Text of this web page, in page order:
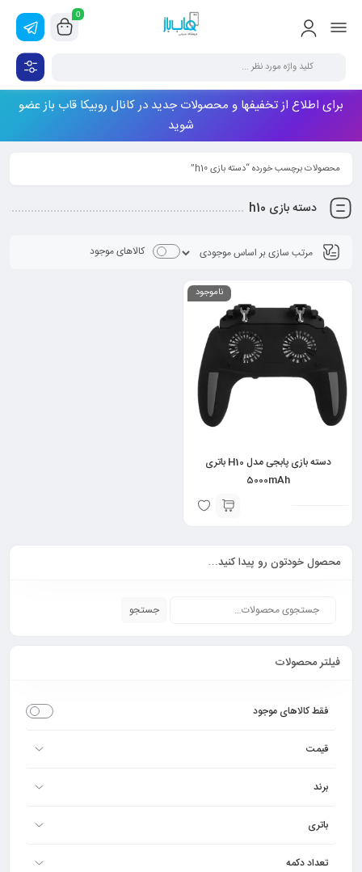
0
برای اطلاع از تخفیفها و محصولات جدید در کانال روبیکا قاب باز عضو
شوید
محصولات برچسب خورده “دسته بازی h10”
دسته بازی h10
کالاهای موجود
ناموجود
دسته بازی پابجی مدل H10 باتری
5000mAh
محصول خودتون رو پیدا کنید…
جستجو
فیلتر محصولات
فقط کالاهای موجود
قیمت
برند
باتری
تعداد دکمه